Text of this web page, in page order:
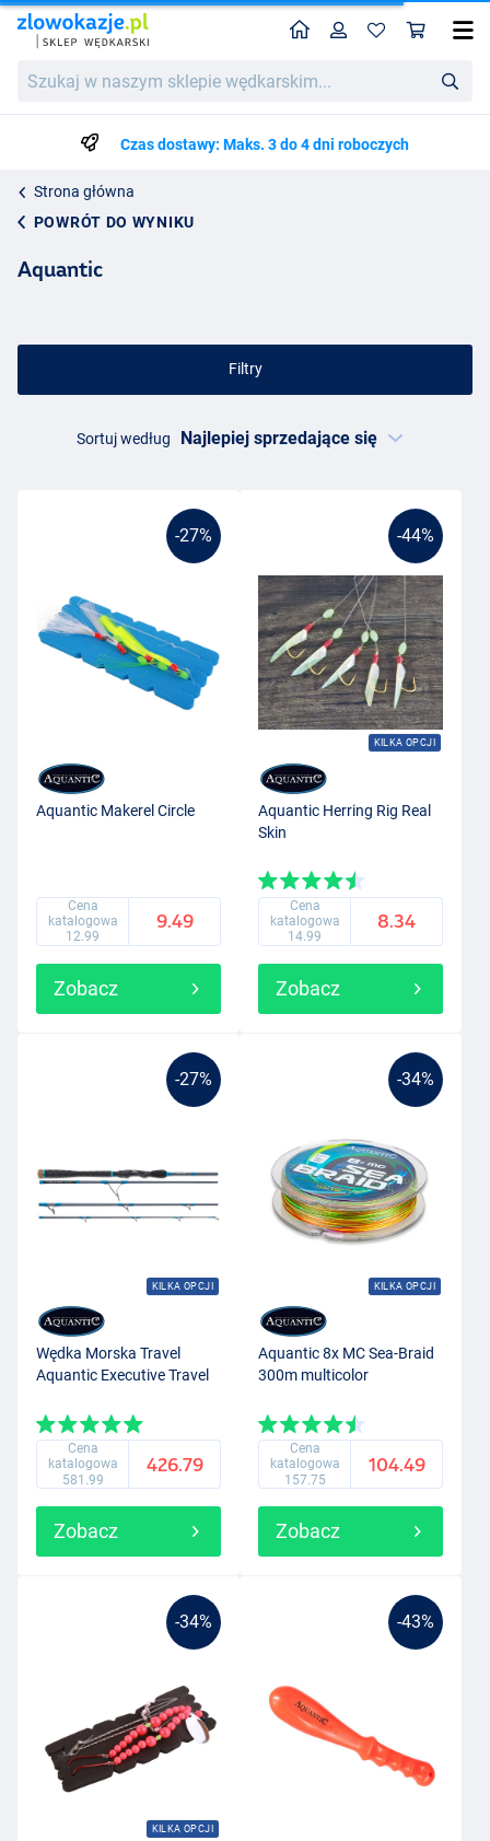
w
wędkarskim...
HomeProfil
Czas dostawy: Maks. 3 do 4 dni roboczych
Strona główna
POWRÓT DO WYNIKU
Aquantic
Filtry
Sortuj według
-27%
Aquantic Makerel Circle
Cena
katalogowa
12.99
9.49
Zobacz
-44%
KILKA OPCJI
Aquantic Herring Rig Real
Skin
Cena
katalogowa
14.99
8.34
Zobacz
-27%
KILKA OPCJI
Wędka Morska Travel
Aquantic Executive Travel
Cena
katalogowa
581.99
426.79
Zobacz
-34%
KILKA OPCJI
Aquantic 8x MC Sea-Braid
300m multicolor
Cena
katalogowa
157.75
104.49
Zobacz
-34%
KILKA OPCJI
-43%